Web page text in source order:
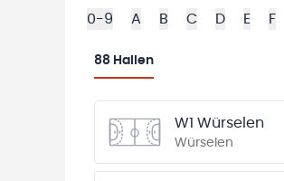
0-9 A B C D E F
88 Hallen
W1 Würselen
Würselen